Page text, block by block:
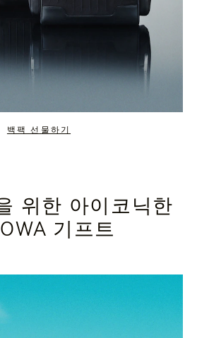
백팩 선물하기
위한 아이코닉한
기프트